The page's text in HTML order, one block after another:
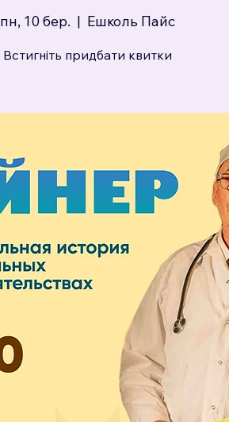
пн, 10 бер.
  |
Ешколь Пайс
Встигніть придбати квитки